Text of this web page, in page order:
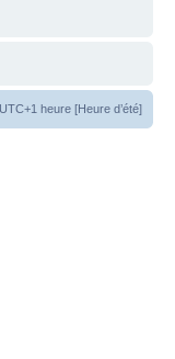
heure [Heure d’été]